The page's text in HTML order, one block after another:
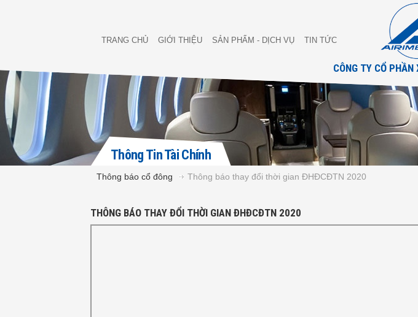
CÔNG TY CỔ PHẦN
TRANG CHỦ GIỚI THIỆU SẢN PHẨM - DỊCH VỤ TIN TỨC
Thông Tin Tài Chính
Thông báo cổ đông Thông báo thay đổi thời gian ĐHĐCĐTN 2020
THÔNG BÁO THAY ĐỔI THỜI GIAN ĐHĐCĐTN 2020